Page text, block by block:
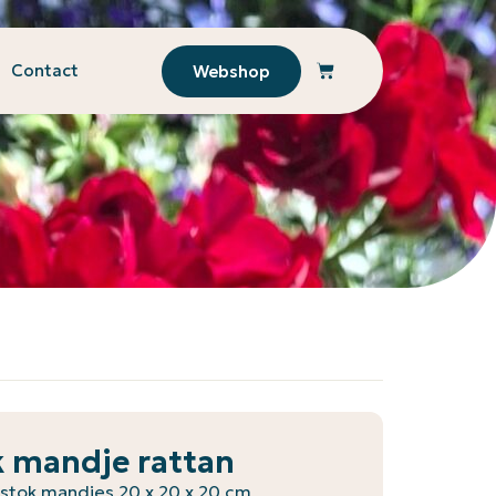
Contact Webshop
mandje rattan
mandjes 20 x 20 x 20 cm